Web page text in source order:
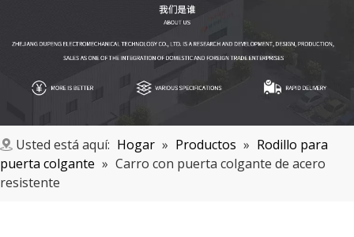
Usted está aquí: Hogar » Productos » Rodillo para
puerta colgante » Carro con puerta colgante de acero
resistente